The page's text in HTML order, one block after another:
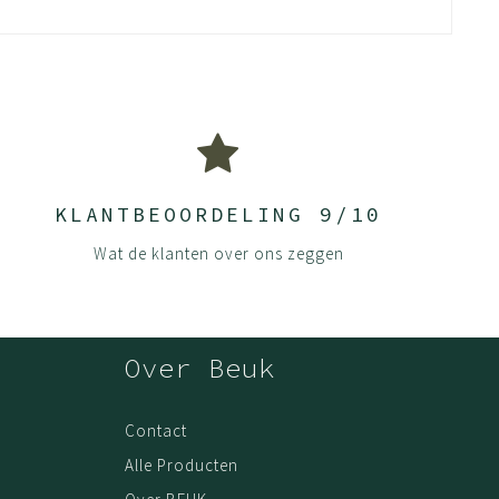
KLANTBEOORDELING 9/10
Wat de klanten over ons zeggen
Over Beuk
Contact
Alle Producten